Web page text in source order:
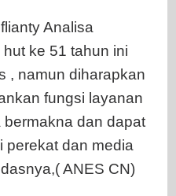
Analisa
ke 51 tahun ini
, namun diharapkan
fungsi layanan
dan dapat
perekat dan media
ANES CN)